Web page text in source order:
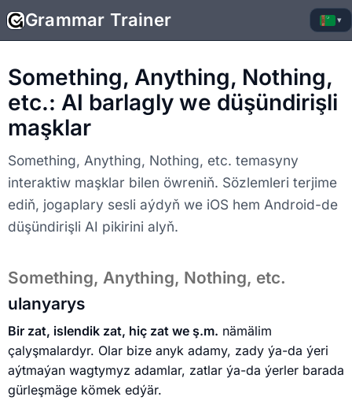
Grammar Trainer ▾
Something, Anything, Nothing,
etc.: AI barlagly we düşündirişli
maşklar
Something, Anything, Nothing, etc. temasyny
interaktiw maşklar bilen öwreniň. Sözlemleri terjime
ediň, jogaplary sesli aýdyň we iOS hem Android-de
düşündirişli AI pikirini alyň.
Something, Anything, Nothing, etc.
ulanyarys
Bir zat, islendik zat, hiç zat we ş.m. nämälim
çalyşmalardyr. Olar bize anyk adamy, zady ýa-da ýeri
aýtmaýan wagtymyz adamlar, zatlar ýa-da ýerler barada
gürleşmäge kömek edýär.